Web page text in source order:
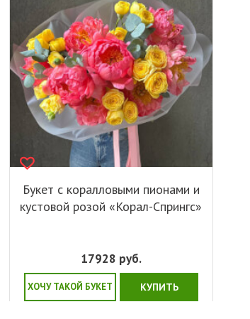
Букет с коралловыми пионами и
кустовой розой «Корал-Спрингс»
17928 руб.
ХОЧУ ТАКОЙ БУКЕТ КУПИТЬ